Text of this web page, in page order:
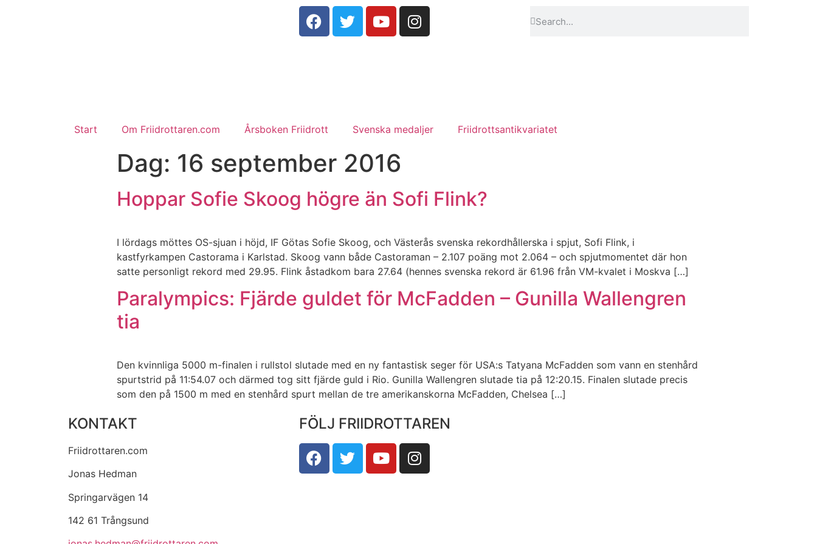
Start Om Friidrottaren.com Årsboken Friidrott Svenska medaljer Friidrottsantikvariatet
Dag: 16 september 2016
Hoppar Sofie Skoog högre än Sofi Flink?
I lördags möttes OS-sjuan i höjd, IF Götas Sofie Skoog, och Västerås svenska rekordhållerska i spjut, Sofi Flink, i
kastfyrkampen Castorama i Karlstad. Skoog vann både Castoraman – 2.107 poäng mot 2.064 – och spjutmomentet där hon
satte personligt rekord med 29.95. Flink åstadkom bara 27.64 (hennes svenska rekord är 61.96 från VM-kvalet i Moskva […]
Paralympics: Fjärde guldet för McFadden – Gunilla Wallengren
tia
Den kvinnliga 5000 m-finalen i rullstol slutade med en ny fantastisk seger för USA:s Tatyana McFadden som vann en stenhård
spurtstrid på 11:54.07 och därmed tog sitt fjärde guld i Rio. Gunilla Wallengren slutade tia på 12:20.15. Finalen slutade precis
som den på 1500 m med en stenhård spurt mellan de tre amerikanskorna McFadden, Chelsea […]
KONTAKT
Friidrottaren.com
Jonas Hedman
Springarvägen 14
142 61 Trångsund
FÖLJ FRIIDROTTAREN